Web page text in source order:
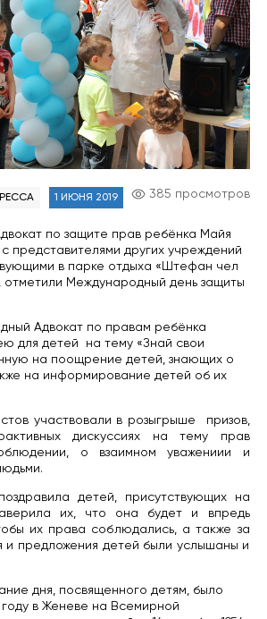
1 ИЮНЯ 2019 385 просмотров
по защите прав ребёнка Майя
представителями других учреждений
в парке отдыха «Штефан чел
Международный день защиты
Адвокат по правам ребёнка
для детей на тему «Знай свои
на поощрение детей, знающих о
на информирование детей об их
участвовали в розыгрыше призов,
дискуссиях на тему прав
о взаимном уважениии и
детей, присутствующих на
их, что она будет и впредь
их права соблюдались, а также за
и предложения детей были услышаны и
дня, посвященного детям, было
году в Женеве на Всемирной